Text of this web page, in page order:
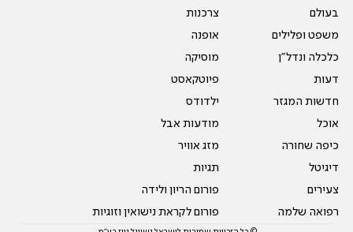
בעולם
משפט ופלילים
כלכלה ונדל"ן
דעות
חדשות המגזר
אוכל
כיפה שחורה
דיגיטל
צעירים
רפואה שלמה
צרכנות
אופנה
מוסיקה
פיוטקאסט
ילדודס
מודעות אבל
מזג אוויר
תגיות
פורום הריון ולידה
פורום לקראת נישואין וזוגיות